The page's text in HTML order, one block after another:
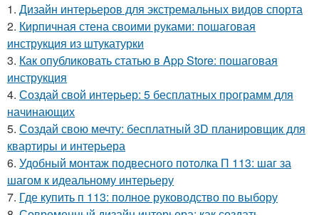
1. Дизайн интерьеров для экстремальных видов спорта
2. Кирпичная стена своими руками: пошаговая
инструкция из штукатурки
3. Как опубликовать статью в App Store: пошаговая
инструкция
4. Создай свой интерьер: 5 бесплатных программ для
начинающих
5. Создай свою мечту: бесплатный 3D планировщик для
квартиры и интерьера
6. Удобный монтаж подвесного потолка П 113: шаг за
шагом к идеальному интерьеру
7. Где купить п 113: полное руководство по выбору